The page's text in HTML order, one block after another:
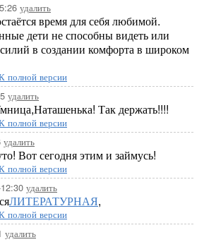
удалить
время для себя любимой.
дети не способны видеть или
в создании комфорта в широком
полной версии
удалить
Так держать!!!!
полной версии
удалить
Вот сегодня этим и займусь!
полной версии
удалить
ЛИТЕРАТУРНАЯ,
полной версии
удалить